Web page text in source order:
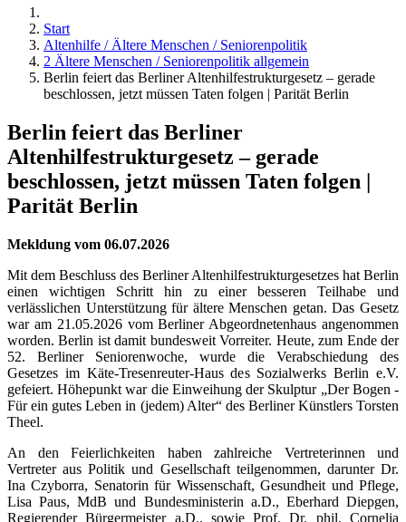
Start
Altenhilfe / Ältere Menschen / Seniorenpolitik
2 Ältere Menschen / Seniorenpolitik allgemein
Berlin feiert das Berliner Altenhilfestrukturgesetz – gerade
beschlossen, jetzt müssen Taten folgen | Parität Berlin
Berlin feiert das Berliner
Altenhilfestrukturgesetz – gerade
beschlossen, jetzt müssen Taten folgen |
Parität Berlin
Mekldung vom 06.07.2026
Mit dem Beschluss des Berliner Altenhilfestrukturgesetzes hat Berlin
einen wichtigen Schritt hin zu einer besseren Teilhabe und
verlässlichen Unterstützung für ältere Menschen getan. Das Gesetz
war am 21.05.2026 vom Berliner Abgeordnetenhaus angenommen
worden. Berlin ist damit bundesweit Vorreiter. Heute, zum Ende der
52. Berliner Seniorenwoche, wurde die Verabschiedung des
Gesetzes im Käte-Tresenreuter-Haus des Sozialwerks Berlin e.V.
gefeiert. Höhepunkt war die Einweihung der Skulptur „Der Bogen -
Für ein gutes Leben in (jedem) Alter“ des Berliner Künstlers Torsten
Theel.
An den Feierlichkeiten haben zahlreiche Vertreterinnen und
Vertreter aus Politik und Gesellschaft teilgenommen, darunter Dr.
Ina Czyborra, Senatorin für Wissenschaft, Gesundheit und Pflege,
Lisa Paus, MdB und Bundesministerin a.D., Eberhard Diepgen,
Regierender Bürgermeister a.D., sowie Prof. Dr. phil. Cornelia